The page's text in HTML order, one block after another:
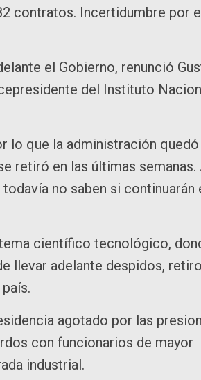
contratos. Incertidumbre por
el Gobierno, renunció
del Instituto
lo que la administración quedó
retiró en las últimas semanas.
no saben si continuarán
científico tecnológico,
llevar adelante despidos,
agotado por las
con funcionarios de mayor
industrial.